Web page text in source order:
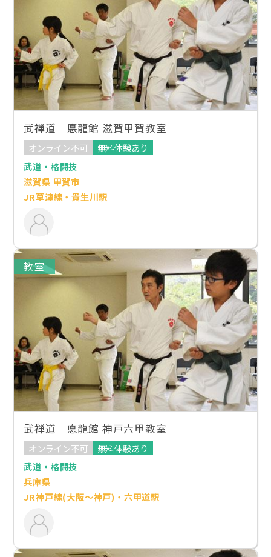
武禅道 悳龍館 滋賀甲賀教室
オンライン不可
無料体験あり
武道・格闘技
滋賀県 甲賀市
JR草津線・貴生川駅
教室
武禅道 悳龍館 神戸六甲教室
オンライン不可
無料体験あり
武道・格闘技
兵庫県
JR神戸線(大阪～神戸)・六甲道駅